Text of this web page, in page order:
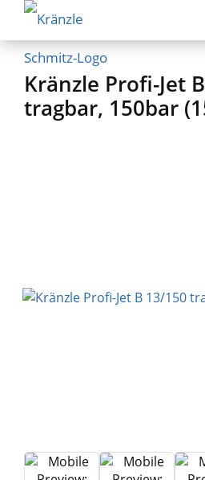
Kränzle Profi-Jet
tragbar, 150bar